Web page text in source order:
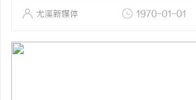
尤溪新媒体 1970-01-01